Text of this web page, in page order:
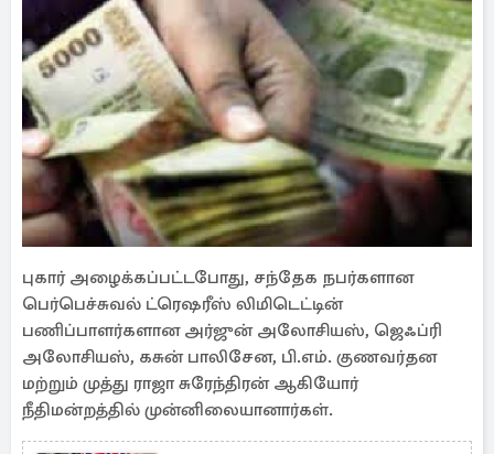
புகார் அழைக்கப்பட்டபோது, ​​சந்தேக நபர்களான
பெர்பெச்சுவல் ட்ரெஷரீஸ் லிமிடெட்டின்
பணிப்பாளர்களான அர்ஜுன் அலோசியஸ், ஜெஃப்ரி
அலோசியஸ், கசுன் பாலிசேன, பி.எம். குணவர்தன
மற்றும் முத்து ராஜா சுரேந்திரன் ஆகியோர்
நீதிமன்றத்தில் முன்னிலையானார்கள்.